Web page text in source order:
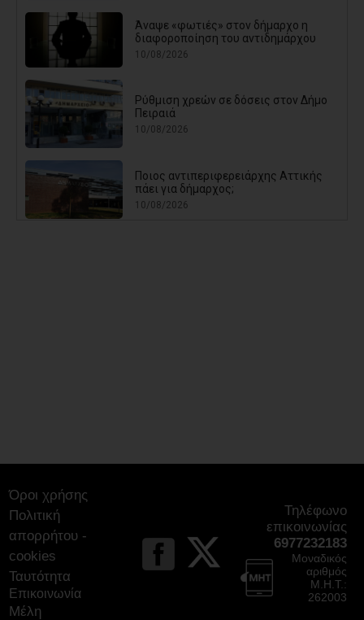
Άναψε «φωτιές» στον δήμαρχο η
διαφοροποίηση του αντιδημάρχου
10/08/2026
Ρύθμιση χρεών σε δόσεις στον Δήμο
Πειραιά
10/08/2026
Ποιος αντιπεριφερειάρχης Αττικής
πάει για δήμαρχος;
10/08/2026
Όροι χρήσης
Πολιτική
απορρήτου -
cookies
Ταυτότητα
Επικοινωνία
Μέλη
Τηλέφωνο
επικοινωνίας
6977232183
Μοναδικός
αριθμός
Μ.Η.Τ.:
262003